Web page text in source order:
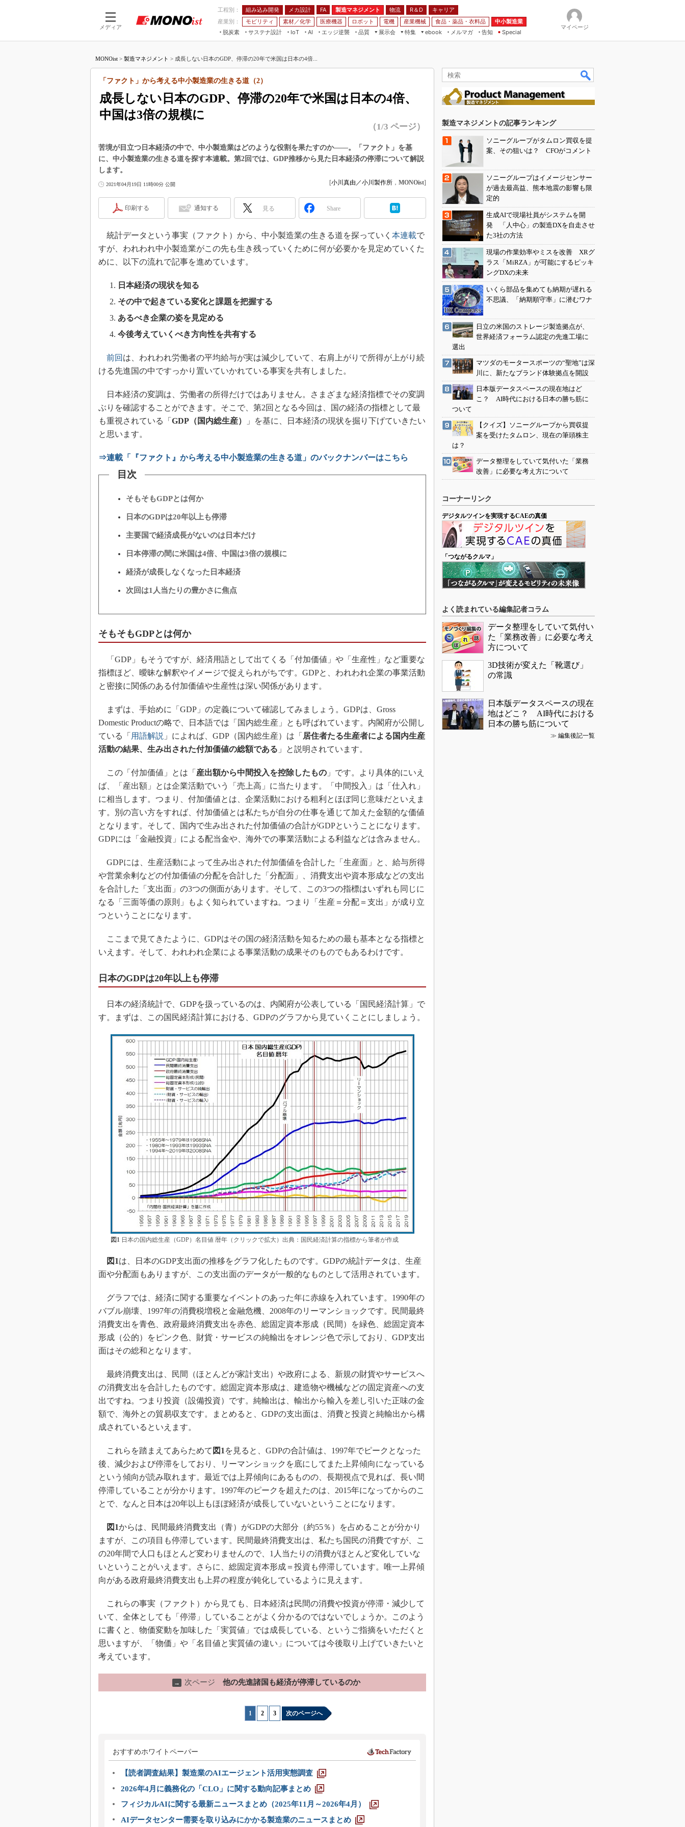
メディア
工程別： 組み込み開発 メカ設計 FA 製造マネジメント 物流 R＆D
キャリア
産業別：
モビリティ 素材／化学 医療機器 ロボット 電機 産業機械 食品・薬品・衣料品
中小製造業
脱炭素
サステナ設計
IoT
つながる工場
つながるサービス
AI
AI×設備保全
Physical AI
エッジ逆襲 品質
展示会
JIMTOF
IIFES
TECHNO-FRONTIER
人テク展
日本ものづくりワールド
産業オープンネット展
特集
つながるクルマ
VR／AR
フィールドサービス
組み込みモデリング
車載ソフト開発
3Dプリンタ
デジタルツインとCAE
知財マネジメント
海外生産
グローバル設計・開発
制御セキュリティ
新型コロナへの対応
ebook
FA
モビリティ
メルマガ
告知 Special
マイページ
MONOist > 製造マネジメント > 成長しない日本のGDP、停滞の20年で米国は日本の4倍...
成長しない日本のGDP、停滞の20年で米国は日本の4倍、
中国は3倍の規模に
「ファクト」から考える中小製造業の生きる道（2）
（1/3 ページ）
苦境が目立つ日本経済の中で、中小製造業はどのような役割を果たすのか――。「ファクト」を基
に、中小製造業の生きる道を探す本連載。第2回では、GDP推移から見た日本経済の停滞について解説
します。
2021年04月19日 11時00分 公開 [小川真由／小川製作所 ， MONOist]
印刷する 通知する 見る Share
統計データという事実（ファクト）から、中小製造業の生きる道を探っていく 本連載で
すが、われわれ中小製造業がこの先も生き残っていくために何が必要かを見定めていくた
めに、以下の流れで記事を進めています。
日本経済の現状を知る
その中で起きている変化と課題を把握する
あるべき企業の姿を見定める
今後考えていくべき方向性を共有する
前回 は、われわれ労働者の平均給与が実は減少していて、右肩上がりで所得が上がり続
ける先進国の中ですっかり置いていかれている事実を共有しました。
日本経済の変調は、労働者の所得だけではありません。さまざまな経済指標でその変調
ぶりを確認することができます。そこで、第2回となる今回は、国の経済の指標として最
も重視されている「 GDP（国内総生産）
」を基に、日本経済の現状を掘り下げていきたい
と思います。
⇒連載「『ファクト』から考える中小製造業の生きる道」のバックナンバーはこちら
目次
そもそもGDPとは何か
日本のGDPは20年以上も停滞
主要国で経済成長がないのは日本だけ
日本停滞の間に米国は4倍、中国は3倍の規模に
経済が成長しなくなった日本経済
次回は1人当たりの豊かさに焦点
そもそもGDPとは何か
「GDP」もそうですが、経済用語として出てくる「付加価値」や「生産性」など重要な
指標ほど、曖昧な解釈やイメージで捉えられがちです。GDPと、われわれ企業の事業活動
と密接に関係のある付加価値や生産性は深い関係があります。
まずは、手始めに「GDP」の定義について確認してみましょう。GDPは、Gross
Domestic Productの略で、日本語では「国内総生産」とも呼ばれています。内閣府が公開し
ている「 用語解説 」によれば、GDP（国内総生産）は「 居住者たる生産者による国内生産
活動の結果、生み出された付加価値の総額である 」と説明されています。
この「付加価値」とは「 産出額から中間投入を控除したもの 」です。より具体的にいえ
ば、「産出額」とは企業活動でいう「売上高」に当たります。「中間投入」は「仕入れ」
に相当します。つまり、付加価値とは、企業活動における粗利とほぼ同じ意味だといえま
す。別の言い方をすれば、付加価値とは私たちが自分の仕事を通じて加えた金額的な価値
となります。そして、国内で生み出された付加価値の合計がGDPということになります。
GDPには「金融投資」による配当金や、海外での事業活動による利益などは含みません。
GDPには、生産活動によって生み出された付加価値を合計した「生産面」と、給与所得
や営業余剰などの付加価値の分配を合計した「分配面」、消費支出や資本形成などの支出
を合計した「支出面」の3つの側面があります。そして、この3つの指標はいずれも同じに
なる「三面等価の原則」もよく知られていますね。つまり「生産＝分配＝支出」が成り立
つということになります。
ここまで見てきたように、GDPはその国の経済活動を知るための最も基本となる指標と
いえます。そして、われわれ企業による事業活動の成果そのものでもあるわけです。
日本のGDPは20年以上も停滞
日本の経済統計で、GDPを扱っているのは、内閣府が公表している「国民経済計算」で
す。まずは、この国民経済計算における、GDPのグラフから見ていくことにしましょう。
図1日本の国内総生産（GDP）名目値 暦年（クリックで拡大）出典：国民経済計算の指標から筆者が作成
図1は、日本のGDP支出面の推移をグラフ化したものです。GDPの統計データは、生産
面や分配面もありますが、この支出面のデータが一般的なものとして活用されています。
グラフでは、経済に関する重要なイベントのあった年に赤線を入れています。1990年の
バブル崩壊、1997年の消費税増税と金融危機、2008年のリーマンショックです。民間最終
消費支出を青色、政府最終消費支出を赤色、総固定資本形成（民間）を緑色、総固定資本
形成（公的）をピンク色、財貨・サービスの純輸出をオレンジ色で示しており、GDP支出
面はその総和となります。
最終消費支出は、民間（ほとんどが家計支出）や政府による、新規の財貨やサービスへ
の消費支出を合計したものです。総固定資本形成は、建造物や機械などの固定資産への支
出ですね。つまり投資（設備投資）です。純輸出は、輸出から輸入を差し引いた正味の金
額で、海外との貿易収支です。まとめると、GDPの支出面は、消費と投資と純輸出から構
成されているといえます。
これらを踏まえてあらためて 図1 を見ると、GDPの合計値は、1997年でピークとなった
後、減少および停滞をしており、リーマンショックを底にしてまた上昇傾向になっている
という傾向が読み取れます。最近では上昇傾向にあるものの、長期視点で見れば、長い間
停滞していることが分かります。1997年のピークを超えたのは、2015年になってからのこ
とで、なんと日本は20年以上もほぼ経済が成長していないということになります。
図1からは、民間最終消費支出（青）がGDPの大部分（約55％）を占めることが分かり
ますが、この項目も停滞しています。民間最終消費支出は、私たち国民の消費ですが、こ
の20年間で人口もほとんど変わりませんので、1人当たりの消費がほとんど変化していな
いということがいえます。さらに、総固定資本形成＝投資も停滞しています。唯一上昇傾
向がある政府最終消費支出も上昇の程度が鈍化しているように見えます。
これらの事実（ファクト）から見ても、日本経済は民間の消費や投資が停滞・減少して
いて、全体としても「停滞」していることがよく分かるのではないでしょうか。このよう
に書くと、物価変動を加味した「実質値」では成長している、というご指摘をいただくと
思いますが、「物価」や「名目値と実質値の違い」については今後取り上げていきたいと
考えています。
→ 次ページ 他の先進諸国も経済が停滞しているのか
1 2 3 次のページへ
おすすめホワイトペーパー
【読者調査結果】製造業のAIエージェント活用実態調査
2026年4月に義務化の「CLO」に関する動向記事まとめ
フィジカルAIに関する最新ニュースまとめ（2025年11月～2026年4月）
AIデータセンター需要を取り込みにかかる製造業のニュースまとめ
製造マネジメントの記事ランキング
ソニーグループがタムロン買収を提
案、その狙いは？ CFOがコメント
ソニーグループはイメージセンサー
が過去最高益、熊本地震の影響も限
定的
生成AIで現場社員がシステムを開
発 「人中心」の製造DXを自走させ
た3社の方法
現場の作業効率やミスを改善 XRグ
ラス「MiRZA」が可能にするピッキ
ングDXの未来
いくら部品を集めても納期が遅れる
不思議、「納期順守率」に潜むワナ
日立の米国のストレージ製造拠点が、
世界経済フォーラム認定の先進工場に
選出
マツダのモータースポーツの“聖地”は深
川に、新たなブランド体験拠点を開設
日本版データスペースの現在地はど
こ？ AI時代における日本の勝ち筋に
ついて
【クイズ】ソニーグループから買収提
案を受けたタムロン、現在の筆頭株主
は？
データ整理をしていて気付いた「業務
改善」に必要な考え方について
コーナーリンク
デジタルツインを実現するCAEの真価
「つながるクルマ」
よく読まれている編集記者コラム
データ整理をしていて気付い
た「業務改善」に必要な考え
方について
3D技術が変えた「靴選び」
の常識
日本版データスペースの現在
地はどこ？ AI時代における
日本の勝ち筋について
≫ 編集後記一覧